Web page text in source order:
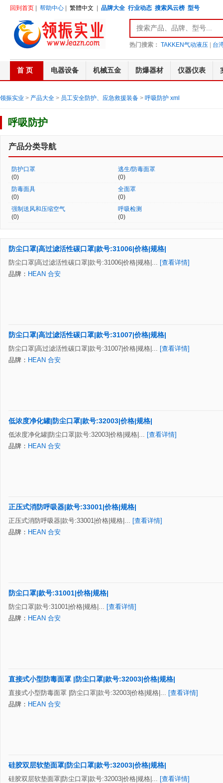
回到首页 帮助中心 繁體中文 品牌大全 行业动态 搜索风云榜 型号
热门搜索： TAKKEN气动液压 台
首 页 电器设备 机械五金 防爆器材 仪器仪表
领振实业 > 产品大全 > 员工安全防护、应急救援装备 > 呼吸防护 xml
呼吸防护
产品分类导航
防护口罩
(0)
逃生/防毒面罩
(0)
防毒面具
(0)
全面罩
(0)
强制送风和压缩空气
(0)
呼吸检测
(0)
防尘口罩|高过滤活性碳口罩|款号:31006|价格|规格|
防尘口罩|高过滤活性碳口罩|款号:31006|价格|规格|... [查看详情]
品牌： HEAN 合安
防尘口罩|高过滤活性碳口罩|款号:31007|价格|规格|
防尘口罩|高过滤活性碳口罩|款号:31007|价格|规格|... [查看详情]
品牌： HEAN 合安
低浓度净化罐|防尘口罩|款号:32003|价格|规格|
低浓度净化罐|防尘口罩|款号:32003|价格|规格|... [查看详情]
品牌： HEAN 合安
正压式消防呼吸器|款号:33001|价格|规格|
正压式消防呼吸器|款号:33001|价格|规格|... [查看详情]
品牌： HEAN 合安
防尘口罩|款号:31001|价格|规格|
防尘口罩|款号:31001|价格|规格|... [查看详情]
品牌： HEAN 合安
直接式小型防毒面罩 |防尘口罩|款号:32003|价格|规格|
直接式小型防毒面罩 |防尘口罩|款号:32003|价格|规格|... [查看详情]
品牌： HEAN 合安
硅胶双层软垫面罩|防尘口罩|款号:32003|价格|规格|
硅胶双层软垫面罩|防尘口罩|款号:32003|价格|规格|... [查看详情]